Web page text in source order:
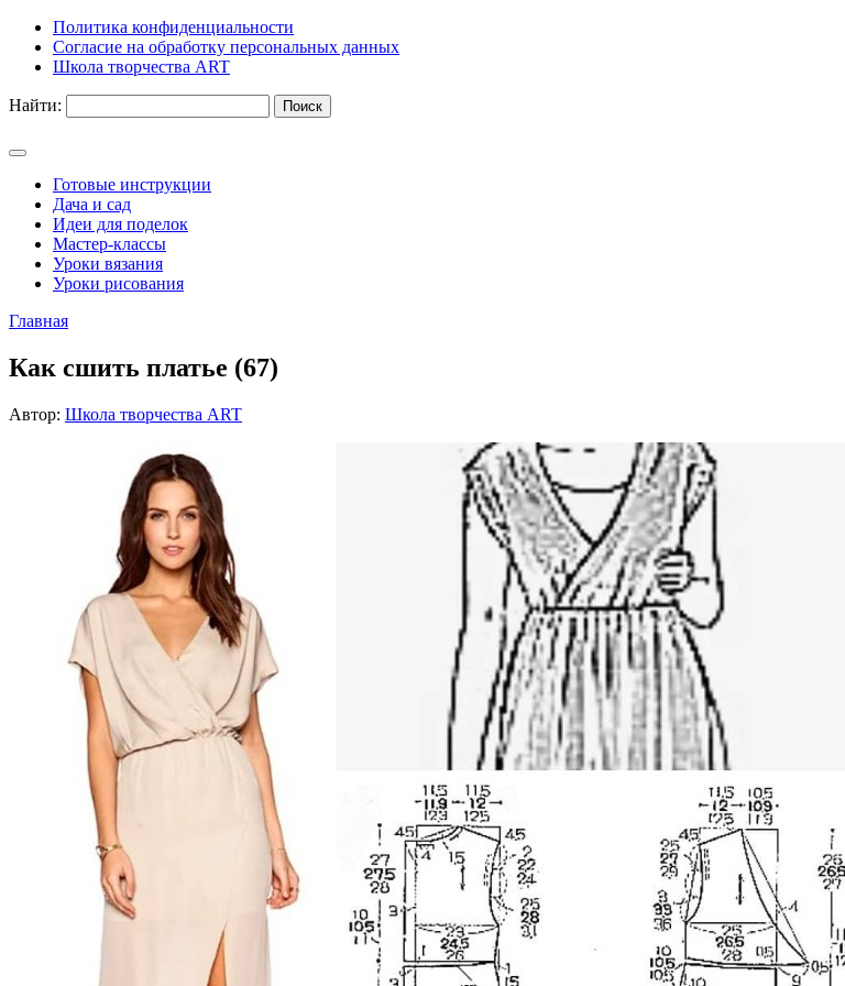
Политика конфиденциальности
Согласие на обработку персональных данных
Школа творчества ART
Найти:
Готовые инструкции
Дача и сад
Идеи для поделок
Мастер-классы
Уроки вязания
Уроки рисования
Главная
Как сшить платье (67)
Автор: Школа творчества ART